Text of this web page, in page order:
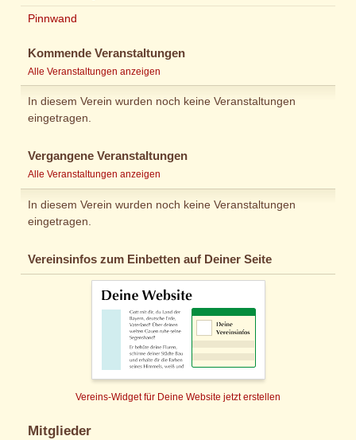
Pinnwand
Kommende Veranstaltungen
Alle Veranstaltungen anzeigen
In diesem Verein wurden noch keine Veranstaltungen
eingetragen.
Vergangene Veranstaltungen
Alle Veranstaltungen anzeigen
In diesem Verein wurden noch keine Veranstaltungen
eingetragen.
Vereinsinfos zum Einbetten auf Deiner Seite
Vereins-Widget für Deine Website jetzt erstellen
Mitglieder